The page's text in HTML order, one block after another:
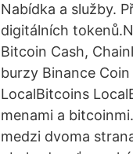
Nabídka a služby.
digitálních
Bitcoin Cash,
burzy Binance
LocalBitcoins
menami a
medzi dvoma